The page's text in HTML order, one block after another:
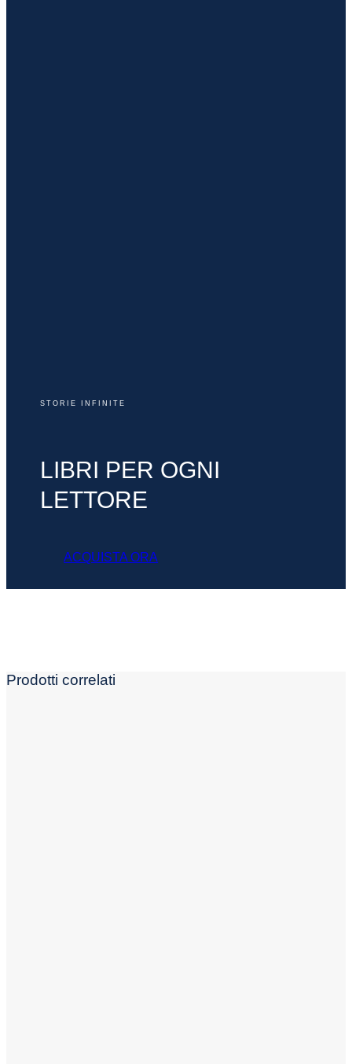
STORIE INFINITE
LIBRI PER OGNI
LETTORE
ACQUISTA ORA
Prodotti correlati